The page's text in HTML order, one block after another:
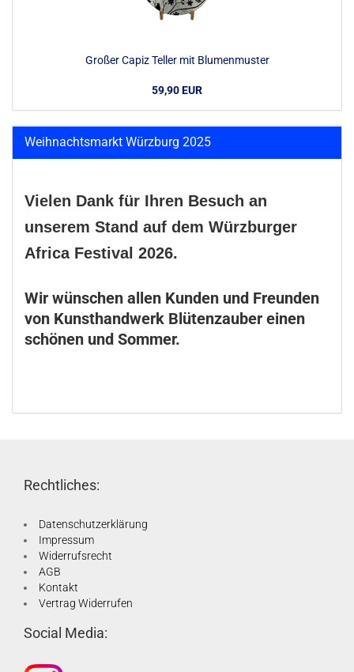
Großer Capiz Teller mit Blumenmuster
59,90 EUR
Weihnachtsmarkt Würzburg 2025
Vielen Dank für Ihren Besuch an
unserem Stand auf dem Würzburger
Africa Festival 2026.
Wir wünschen allen Kunden und Freunden
von Kunsthandwerk Blütenzauber einen
schönen und Sommer.
Rechtliches:
Datenschutzerklärung
Impressum
Widerrufsrecht
AGB
Kontakt
Vertrag Widerrufen
Social Media: